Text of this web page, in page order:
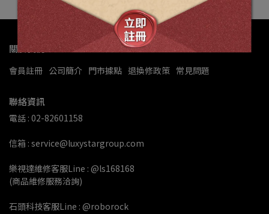
關於我們
會員註冊 公司簡介 門市據點 退換修政策 常見問題
聯絡資訊
電話 : 02-82601158
信箱 : service@luxystargroup.com
樂視達維修客服Line : @ls168168
(商品維修服務洽詢)
石頭科技客服Line : @roborock